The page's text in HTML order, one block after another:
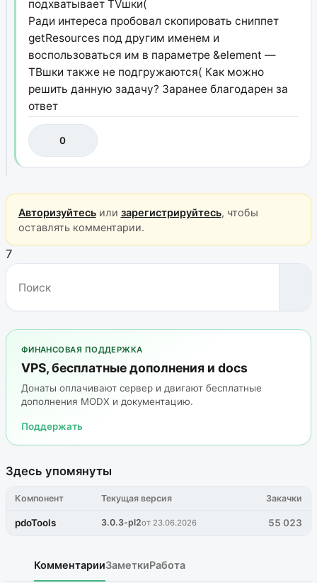
подхватывает TVшки(
Ради интереса пробовал скопировать сниппет
getResources под другим именем и
воспользоваться им в параметре &element —
ТВшки также не подгружаются( Как можно
решить данную задачу? Заранее благодарен за
ответ
0
Авторизуйтесьили зарегистрируйтесь, чтобы
оставлять комментарии.
7
ФИНАНСОВАЯ ПОДДЕРЖКА
VPS, бесплатные дополнения и docs
Донаты оплачивают сервер и двигают бесплатные
дополнения MODX и документацию.
Поддержать
Здесь упомянуты
Компонент Текущая версия Закачки
pdoTools 3.0.3-pl2от 23.06.2026 55 023
КомментарииЗаметкиРабота